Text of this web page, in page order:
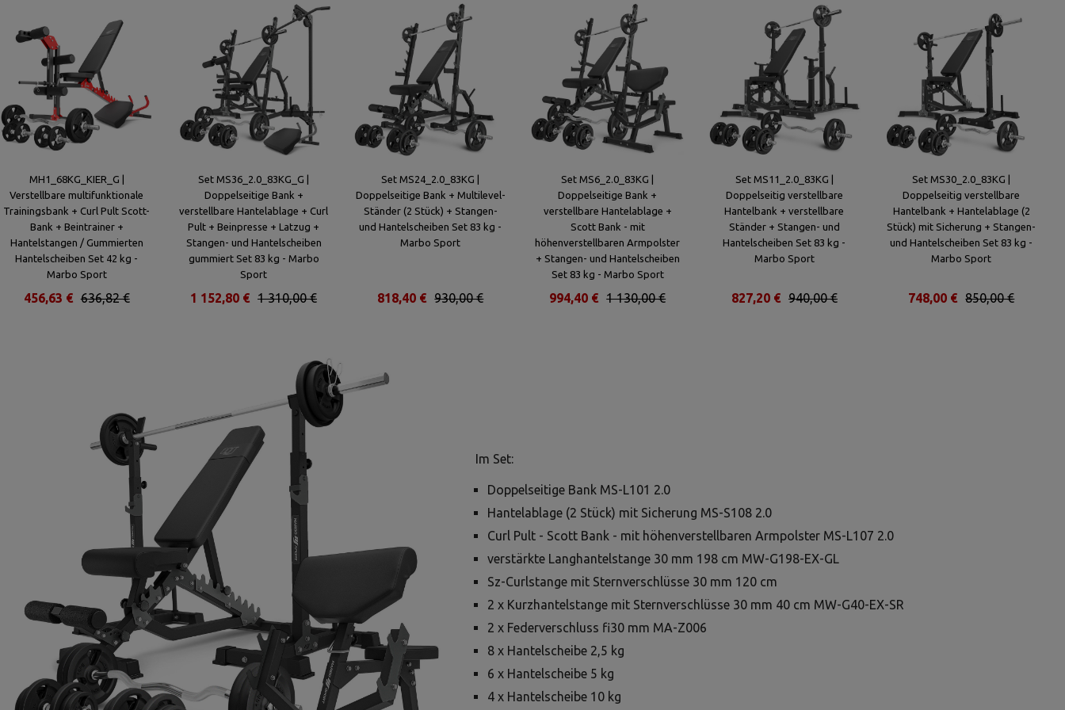
MH1_68KG_KIER_G |
Verstellbare multifunktionale
Trainingsbank + Curl Pult Scott-
Bank + Beintrainer +
Hantelstangen / Gummierten
Hantelscheiben Set 42 kg -
Marbo Sport
636,82 €
456,63 €
Set MS36_2.0_83KG_G |
Doppelseitige Bank +
verstellbare Hantelablage + Curl
Pult + Beinpresse + Latzug +
Stangen- und Hantelscheiben
gummiert Set 83 kg - Marbo
Sport
1 310,00 €
1 152,80 €
Set MS24_2.0_83KG |
Doppelseitige Bank + Multilevel-
Ständer (2 Stück) + Stangen-
und Hantelscheiben Set 83 kg -
Marbo Sport
930,00 €
818,40 €
Set MS6_2.0_83KG |
Doppelseitige Bank +
verstellbare Hantelablage +
Scott Bank - mit
höhenverstellbaren Armpolster
+ Stangen- und Hantelscheiben
Set 83 kg - Marbo Sport
1 130,00 €
994,40 €
Set MS11_2.0_83KG |
Doppelseitig verstellbare
Hantelbank + verstellbare
Ständer + Stangen- und
Hantelscheiben Set 83 kg -
Marbo Sport
940,00 €
827,20 €
Set MS30_2.0_83KG |
Doppelseitig verstellbare
Hantelbank + Hantelablage (2
Stück) mit Sicherung + Stangen-
und Hantelscheiben Set 83 kg -
Marbo Sport
850,00 €
748,00 €
Im Set:
Doppelseitige Bank MS-L101 2.0
Hantelablage (2 Stück) mit Sicherung MS-S108 2.0
Curl Pult - Scott Bank - mit höhenverstellbaren Armpolster MS-L107 2.0
verstärkte Langhantelstange 30 mm 198 cm MW-G198-EX-GL
Sz-Curlstange mit Sternverschlüsse 30 mm 120 cm
2 x Kurzhantelstange mit Sternverschlüsse 30 mm 40 cm MW-G40-EX-SR
2 x Federverschluss fi30 mm MA-Z006
8 x Hantelscheibe 2,5 kg
6 x Hantelscheibe 5 kg
4 x Hantelscheibe 10 kg